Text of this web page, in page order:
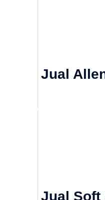
Jual
Jual Soft